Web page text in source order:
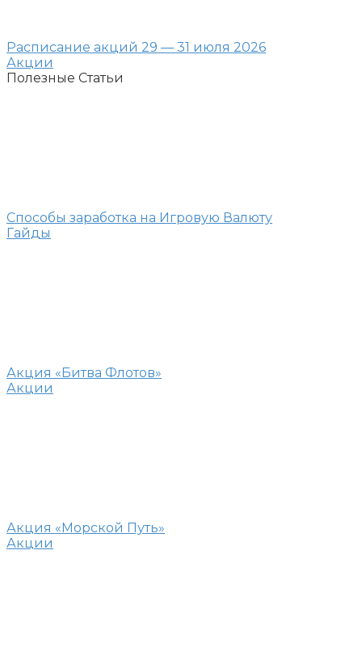
Расписание акций 29 — 31 июля 2026
Акции
Полезные Статьи
Способы заработка на Игровую Валюту
Гайды
Акция «Битва Флотов»
Акции
Акция «Морской Путь»
Акции